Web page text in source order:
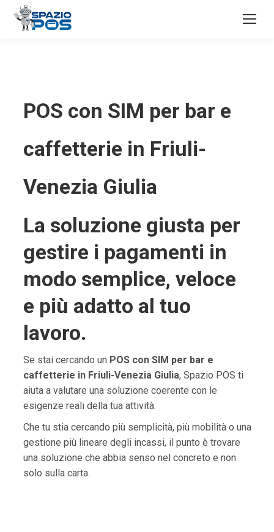
POS con SIM per bar e
caffetterie in Friuli-
Venezia Giulia
La soluzione giusta per
gestire i pagamenti in
modo semplice, veloce
e più adatto al tuo
lavoro.
Se stai cercando un POS con SIM per bar e
caffetterie in Friuli-Venezia Giulia, Spazio POS ti
aiuta a valutare una soluzione coerente con le
esigenze reali della tua attività.
Che tu stia cercando più semplicità, più mobilità o una
gestione più lineare degli incassi, il punto è trovare
una soluzione che abbia senso nel concreto e non
solo sulla carta.